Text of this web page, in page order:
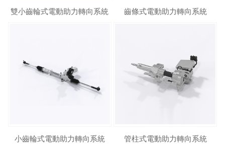
雙小齒輪式電動助力轉向系統 齒條式電動助力轉向系統
小齒輪式電動助力轉向系統 管柱式電動助力轉向系統